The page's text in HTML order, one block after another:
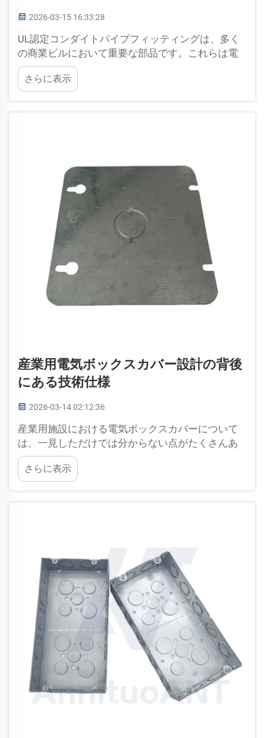
2026-03-15 16:33:28
UL認定コンダイトパイプフィッティングは、多く
の商業ビルにおいて重要な部品です。これらは電
線を安全に保護し、配線を整理する役割を果たし
ます。電線が十分に保護されると、短絡や火災な
どの問題が発生する可能性が低くなります。その
さらに表示
産業用電気ボックスカバー設計の背後
にある技術仕様
2026-03-14 02:12:36
産業用施設における電気ボックスカバーについて
は、一見しただけでは分からない点がたくさんあ
ります。これらのカバーは、塵や湿気など、重大
な問題を引き起こす可能性のある要因から重要な
電気機器を保護します。アナタ社はその重要性を
さらに表示